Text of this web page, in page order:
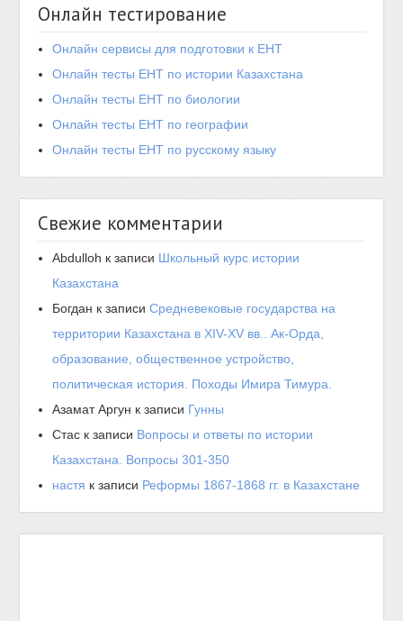
Онлайн тестирование
Онлайн сервисы для подготовки к ЕНТ
Онлайн тесты ЕНТ по истории Казахстана
Онлайн тесты ЕНТ по биологии
Онлайн тесты ЕНТ по географии
Онлайн тесты ЕНТ по русскому языку
Свежие комментарии
Abdulloh к записи Школьный курс истории
Казахстана
Богдан к записиСредневековые государства на
территории Казахстана в XIV-XV вв.. Ак-Орда,
образование, общественное устройство,
политическая история. Походы Имира Тимура.
Азамат Аргун к записи Гунны
Стас к записи Вопросы и ответы по истории
Казахстана. Вопросы 301-350
настя к записи Реформы 1867-1868 гг. в Казахстане